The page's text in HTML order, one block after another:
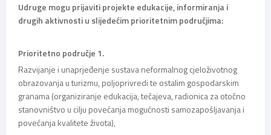
Udruge mogu prijaviti projekte edukacije, informiranja i
drugih aktivnosti u slijedećim prioritetnim područjima:
Prioritetno područje 1.
Razvijanje i unaprjeđenje sustava neformalnog cjeloživotnog
obrazovanja u turizmu, poljoprivredi te ostalim gospodarskim
granama (organiziranje edukacija, tečajeva, radionica za otočno
stanovništvo u cilju povećanja mogućnosti samozapošljavanja i
povećanja kvalitete života),